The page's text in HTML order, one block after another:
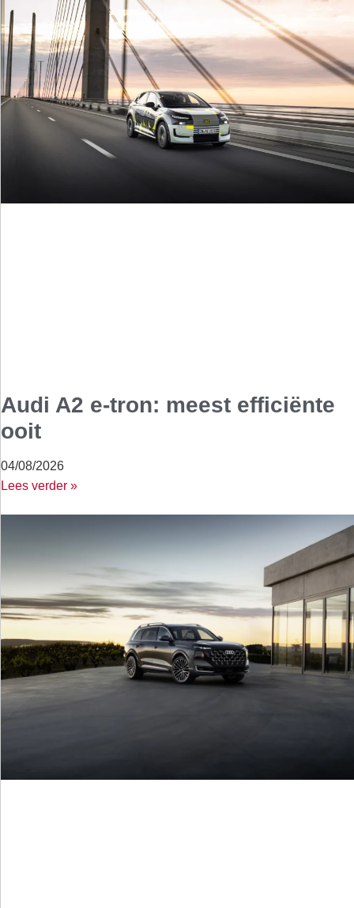
Audi A2 e-tron: meest efficiënte
ooit
04/08/2026
Lees verder »